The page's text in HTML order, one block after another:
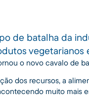
de batalha da
vegetarianos
o novo cavalo de
dos recursos, a
muito mais